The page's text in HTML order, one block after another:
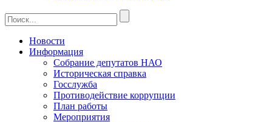
Новости
Информация
Собрание депутатов НАО
Историческая справка
Госслужба
Противодействие коррупции
План работы
Мероприятия